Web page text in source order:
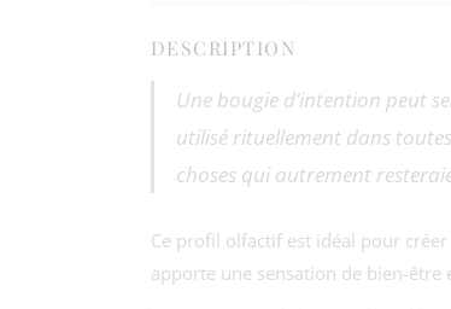
DESCRIPTION
Une bougie d’intention peut
utilisé rituellement dans
choses qui autrement
Ce profil olfactif est idéal pour
apporte une sensation de bien-